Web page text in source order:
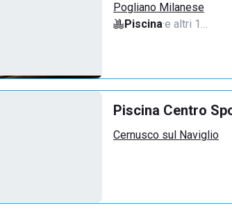
Pogliano Milanese
Piscina·e altri 1…
Piscina Centro
Cernusco sul Naviglio